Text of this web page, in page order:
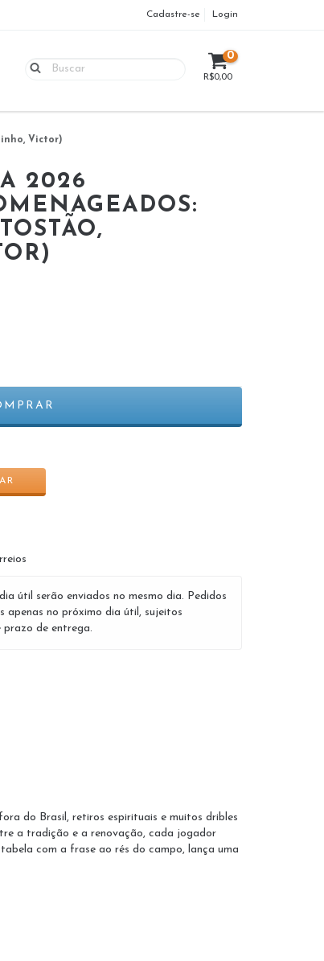
Cadastre-se Login
0
R$0,00
Victor)
2026
útil serão enviados no mesmo dia. Pedidos
apenas no próximo dia útil, sujeitos
de entrega.
do Brasil, retiros espirituais e muitos dribles
a tradição e a renovação, cada jogador
com a frase ao rés do campo, lança uma